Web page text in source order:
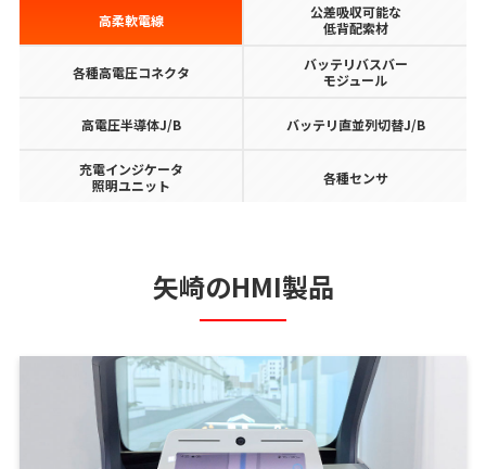
高柔軟電線
公差吸収可能な
低背配索材
各種高電圧コネクタ
バッテリバスバー
モジュール
高電圧半導体J/B バッテリ直並列切替J/B
充電インジケータ
照明ユニット
各種センサ
矢崎のHMI製品